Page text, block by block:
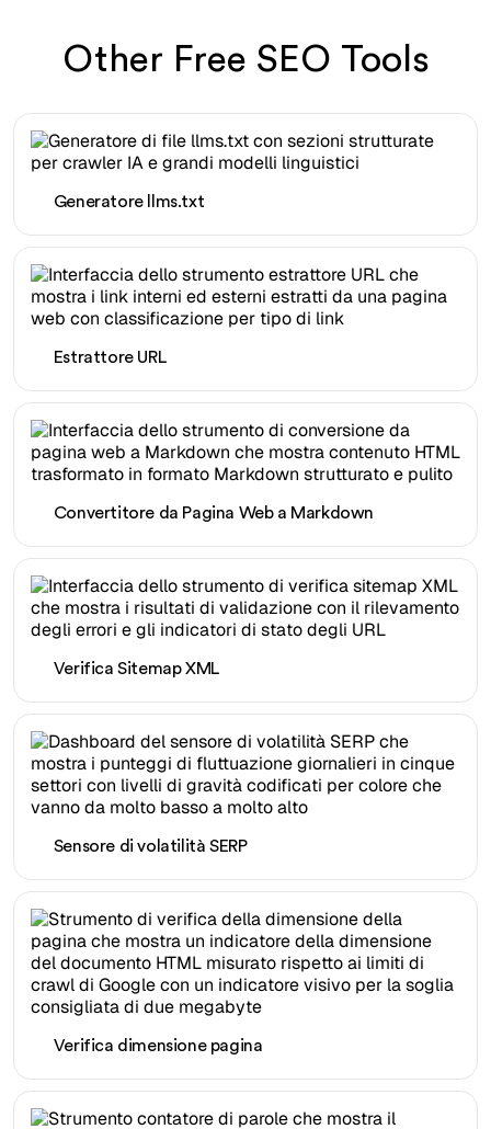
Other Free SEO Tools
Generatore llms.txt
Estrattore URL
Convertitore da Pagina Web a Markdown
Verifica Sitemap XML
Sensore di volatilità SERP
Verifica dimensione pagina